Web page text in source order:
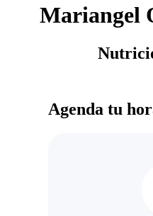
Mariangel
Agenda tu